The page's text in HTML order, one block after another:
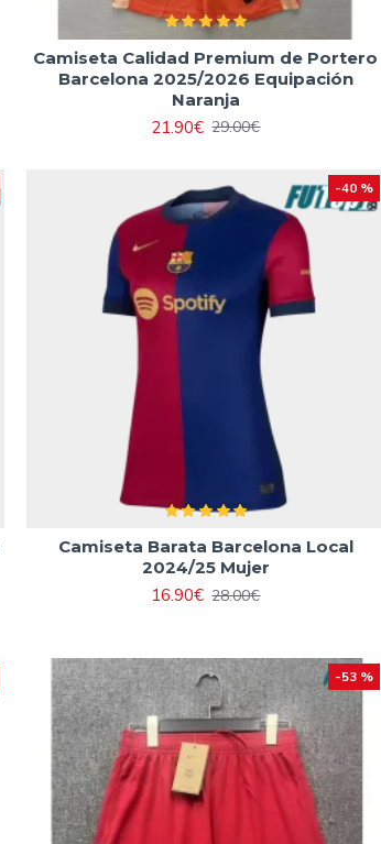
Camiseta Calidad Premium de Portero
Barcelona 2025/2026 Equipación
Naranja
21.90€ 29.00€
-40 %
Camiseta Barata Barcelona Local
2024/25 Mujer
16.90€ 28.00€
-53 %